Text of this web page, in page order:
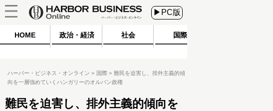
▶PC版
HOME 政治・経済 社会 国際
ハーバー・ビジネス・オンライン 国際
難民を迫害し、排外主義的傾
向を一層強めていくハンガリーのオルバン政権
難民を迫害し、排外主義的傾向を